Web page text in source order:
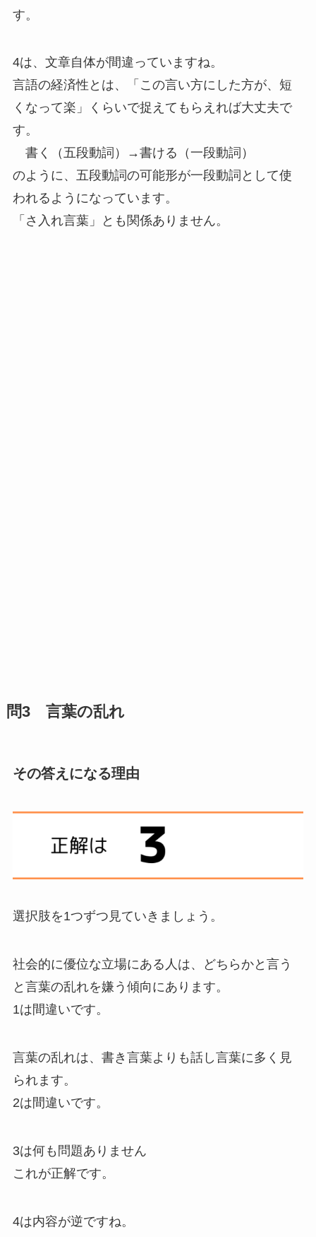
す。
4は、文章自体が間違っていますね。
言語の経済性とは、「この言い方にした方が、短
くなって楽」くらいで捉えてもらえれば大丈夫で
す。
書く（五段動詞）→書ける（一段動詞）
のように、五段動詞の可能形が一段動詞として使
われるようになっています。
「さ入れ言葉」とも関係ありません。
問3 言葉の乱れ
その答えになる理由
選択肢を1つずつ見ていきましょう。
社会的に優位な立場にある人は、どちらかと言う
と言葉の乱れを嫌う傾向にあります。
1は間違いです。
言葉の乱れは、書き言葉よりも話し言葉に多く見
られます。
2は間違いです。
3は何も問題ありません
これが正解です。
4は内容が逆ですね。